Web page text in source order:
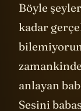
Böyle
kadar
anlayan